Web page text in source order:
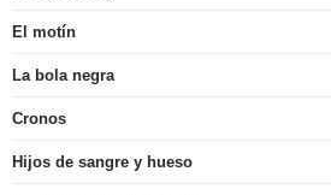
El motín
La bola negra
Cronos
Hijos de sangre y hueso